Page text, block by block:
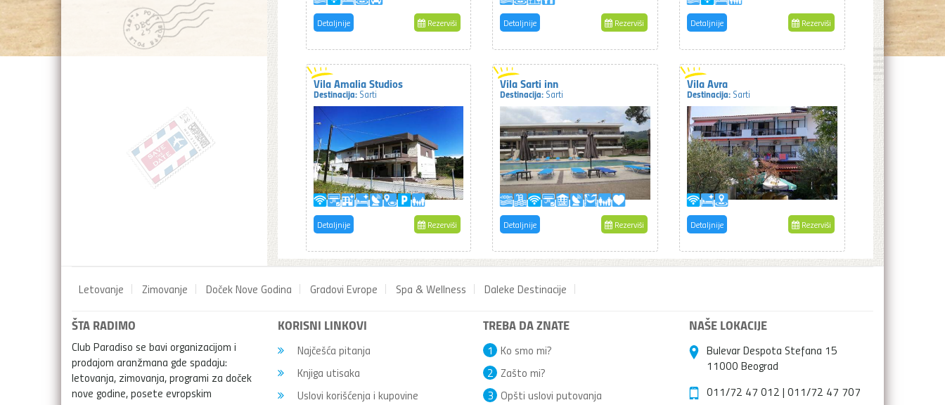
Detaljnije Rezerviši Detaljnije Rezerviši Detaljnije Rezerviši
Vila Amalia Studios
Destinacija: Sarti
Detaljnije Rezerviši
Vila Sarti inn
Destinacija: Sarti
Detaljnije Rezerviši
Vila Avra
Destinacija: Sarti
Detaljnije Rezerviši
Letovanje Zimovanje Doček Nove Godina Gradovi Evrope Spa & Wellness Daleke Destinacije
ŠTA RADIMO
Club Paradiso se bavi organizacijom i
prodajom aranžmana gde spadaju:
letovanja, zimovanja, programi za doček
nove godine, posete evropskim
KORISNI LINKOVI
Najčešća pitanja
Knjiga utisaka
Uslovi korišćenja i kupovine
TREBA DA ZNATE
Ko smo mi?
1
Zašto mi?
2
Opšti uslovi putovanja
3
NAŠE LOKACIJE
Bulevar Despota Stefana 15
11000 Beograd
011/72 47 012 | 011/72 47 707